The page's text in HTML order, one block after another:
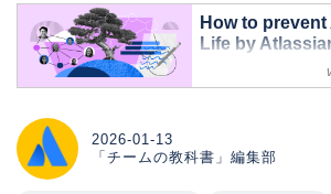
How to
Life by
6 dos and don’ts
2026-01-13
「チームの教科書」編集部